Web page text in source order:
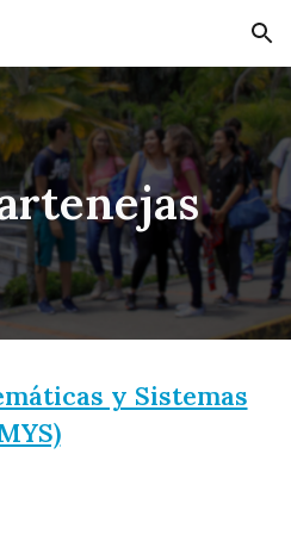
Skip to navigation
y Sistemas